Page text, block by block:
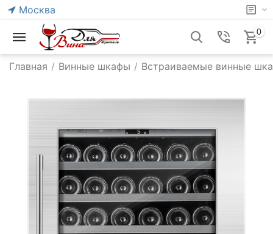
Москва
0
Главная / Винные шкафы / Встраиваемые винные